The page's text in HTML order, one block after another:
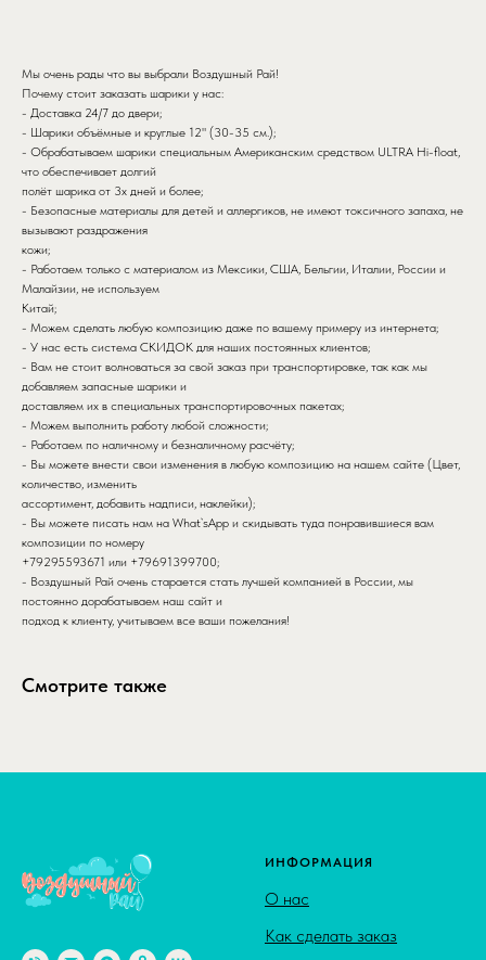
Мы очень рады что вы выбрали Воздушный Рай!
Почему стоит заказать шарики у нас:
- Доставка 24/7 до двери;
- Шарики объёмные и круглые 12" (30-35 см.);
- Обрабатываем шарики специальным Американским средством ULTRA Hi-float,
что обеспечивает долгий
полёт шарика от 3х дней и более;
- Безопасные материалы для детей и аллергиков, не имеют токсичного запаха, не
вызывают раздражения
кожи;
- Работаем только с материалом из Мексики, США, Бельгии, Италии, России и
Малайзии, не используем
Китай;
- Можем сделать любую композицию даже по вашему примеру из интернета;
- У нас есть система СКИДОК для наших постоянных клиентов;
- Вам не стоит волноваться за свой заказ при транспортировке, так как мы
добавляем запасные шарики и
доставляем их в специальных транспортировочных пакетах;
- Можем выполнить работу любой сложности;
- Работаем по наличному и безналичному расчёту;
- Вы можете внести свои изменения в любую композицию на нашем сайте (Цвет,
количество, изменить
ассортимент, добавить надписи, наклейки);
- Вы можете писать нам на What`sApp и скидывать туда понравившиеся вам
композиции по номеру
+79295593671 или +79691399700;
- Воздушный Рай очень старается стать лучшей компанией в России, мы
постоянно дорабатываем наш сайт и
подход к клиенту, учитываем все ваши пожелания!
Смотрите также
ИНФОРМАЦИЯ
О нас
Как сделать заказ